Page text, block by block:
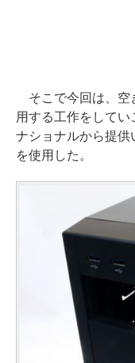
そこで今回は、空
用する工作をして
ナショナルから提供
を使用した。